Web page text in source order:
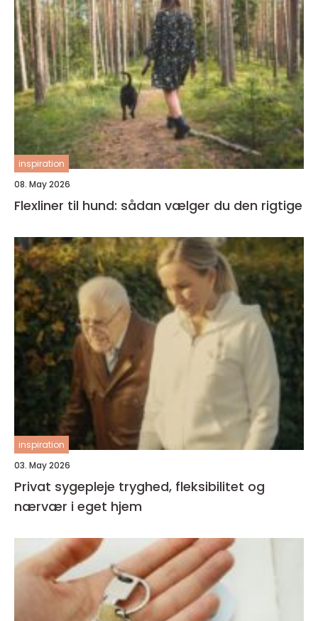
inspiration
08. May 2026
Flexliner til hund: sådan vælger du den rigtige
inspiration
03. May 2026
Privat sygepleje tryghed, fleksibilitet og
nærvær i eget hjem